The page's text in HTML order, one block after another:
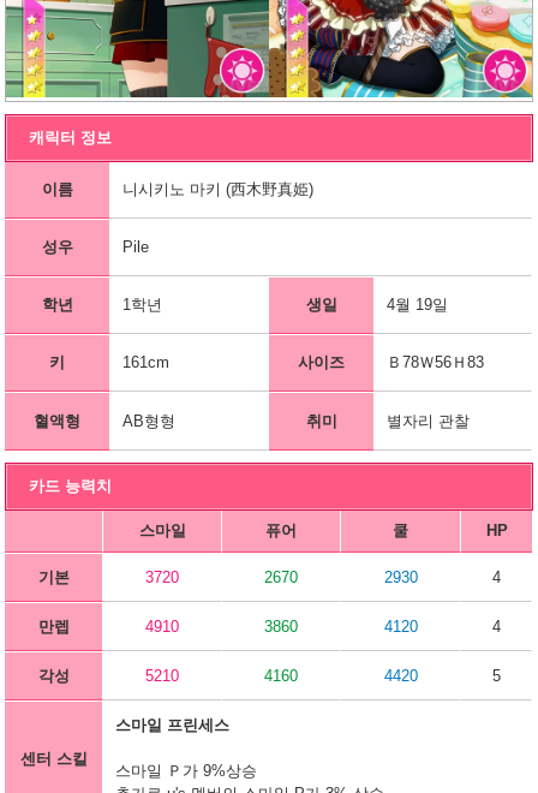
캐릭터 정보
이름 니시키노 마키 (西木野真姫)
성우 Pile
학년 1학년 생일 4월 19일
키 161cm 사이즈 Ｂ78Ｗ56Ｈ83
혈액형 AB형형 취미 별자리 관찰
카드 능력치
스마일 퓨어 쿨 HP
기본 3720 2670 2930 4
만렙 4910 3860 4120 4
각성 5210 4160 4420 5
센터 스킬
스마일 프린세스
스마일 Ｐ가 9%상승